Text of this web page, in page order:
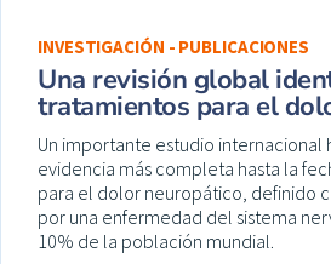
INVESTIGACIÓN - PUBLICACIONES
Una revisión global
tratamientos para el
Un importante estudio internacional
evidencia más completa hasta la
para el dolor neuropático, definido
por una enfermedad del sistema
10% de la población mundial.